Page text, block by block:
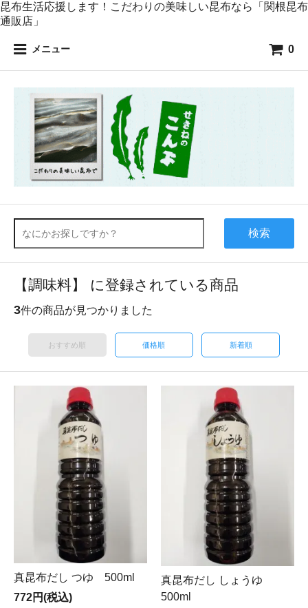
昆布生活応援します！こだわりの美味しい昆布なら「関根昆布
通販店」
メニュー 0
検索
【調味料】 に登録されている商品
3件の商品が見つかりました
おすすめ順 価格順 新着順
真昆布だし つゆ 500ml
772円(税込)
真昆布だし しょうゆ
500ml